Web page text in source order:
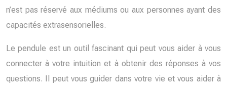
n’est pas réservé aux médiums ou aux personnes ayant des
capacités extrasensorielles.
Le pendule est un outil fascinant qui peut vous aider à vous
connecter à votre intuition et à obtenir des réponses à vos
questions. Il peut vous guider dans votre vie et vous aider à